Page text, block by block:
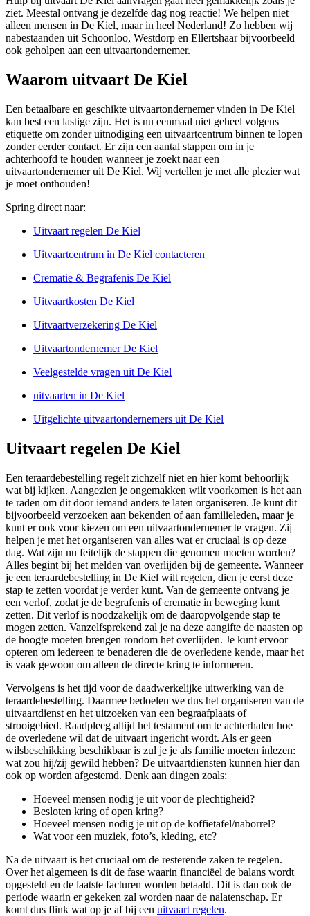
ziet. Meestal ontvang je dezelfde dag nog reactie! We helpen niet
alleen mensen in De Kiel, maar in heel Nederland! Zo hebben wij
nabestaanden uit Schoonloo, Westdorp en Ellertshaar bijvoorbeeld
ook geholpen aan een uitvaartondernemer.
Waarom uitvaart De Kiel
Een betaalbare en geschikte uitvaartondernemer vinden in De Kiel
kan best een lastige zijn. Het is nu eenmaal niet geheel volgens
etiquette om zonder uitnodiging een uitvaartcentrum binnen te lopen
zonder eerder contact. Er zijn een aantal stappen om in je
achterhoofd te houden wanneer je zoekt naar een
uitvaartondernemer uit De Kiel. Wij vertellen je met alle plezier wat
je moet onthouden!
Spring direct naar:
Uitvaart regelen De Kiel
Uitvaartcentrum in De Kiel contacteren
Crematie & Begrafenis De Kiel
Uitvaartkosten De Kiel
Uitvaartverzekering De Kiel
Uitvaartondernemer De Kiel
Veelgestelde vragen uit De Kiel
uitvaarten in De Kiel
Uitgelichte uitvaartondernemers uit De Kiel
Uitvaart regelen De Kiel
Een teraardebestelling regelt zichzelf niet en hier komt behoorlijk
wat bij kijken. Aangezien je ongemakken wilt voorkomen is het aan
te raden om dit door iemand anders te laten organiseren. Je kunt dit
bijvoorbeeld verzoeken aan bekenden of aan familieleden, maar je
kunt er ook voor kiezen om een uitvaartondernemer te vragen. Zij
helpen je met het organiseren van alles wat er cruciaal is op deze
dag. Wat zijn nu feitelijk de stappen die genomen moeten worden?
Alles begint bij het melden van overlijden bij de gemeente. Wanneer
je een teraardebestelling in De Kiel wilt regelen, dien je eerst deze
stap te zetten voordat je verder kunt. Van de gemeente ontvang je
een verlof, zodat je de begrafenis of crematie in beweging kunt
zetten. Dit verlof is noodzakelijk om de daaropvolgende stap te
mogen zetten. Vanzelfsprekend zal je na deze aangifte de naasten op
de hoogte moeten brengen rondom het overlijden. Je kunt ervoor
opteren om iedereen te benaderen die de overledene kende, maar het
is vaak gewoon om alleen de directe kring te informeren.
Vervolgens is het tijd voor de daadwerkelijke uitwerking van de
teraardebestelling. Daarmee bedoelen we dus het organiseren van de
uitvaartdienst en het uitzoeken van een begraafplaats of
strooigebied. Raadpleeg altijd het testament om te achterhalen hoe
de overledene wil dat de uitvaart ingericht wordt. Als er geen
wilsbeschikking beschikbaar is zul je je als familie moeten inlezen:
wat zou hij/zij gewild hebben? De uitvaartdiensten kunnen hier dan
ook op worden afgestemd. Denk aan dingen zoals:
Hoeveel mensen nodig je uit voor de plechtigheid?
Besloten kring of open kring?
Hoeveel mensen nodig je uit op de koffietafel/naborrel?
Wat voor een muziek, foto’s, kleding, etc?
Na de uitvaart is het cruciaal om de resterende zaken te regelen.
Over het algemeen is dit de fase waarin financiëel de balans wordt
opgesteld en de laatste facturen worden betaald. Dit is dan ook de
periode waarin er gekeken zal worden naar de nalatenschap. Er
komt dus flink wat op je af bij een uitvaart regelen.